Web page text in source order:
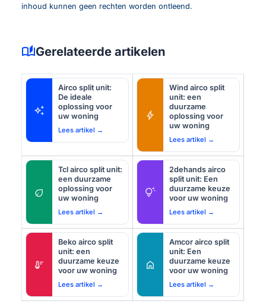
inhoud kunnen geen rechten worden ontleend.
auto_storiesGerelateerde artikelen
auto_awesome
Airco split unit:
De ideale
oplossing voor
uw woning
Lees artikel →
bolt
Wind airco split
unit: een
duurzame
oplossing voor
uw woning
Lees artikel →
eco
Tcl airco split unit:
een duurzame
oplossing voor
uw woning
Lees artikel →
tips_and_updates
2dehands airco
split unit: Een
duurzame keuze
voor uw woning
Lees artikel →
thermostat
Beko airco split
unit: een
duurzame keuze
voor uw woning
Lees artikel →
home
Amcor airco split
unit: Een
duurzame keuze
voor uw woning
Lees artikel →